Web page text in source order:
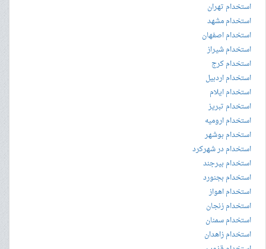
استخدام تهران
استخدام مشهد
استخدام اصفهان
استخدام شیراز
استخدام کرج
استخدام اردبیل
استخدام ایلام
استخدام تبریز
استخدام ارومیه
استخدام بوشهر
استخدام در شهرکرد
استخدام بیرجند
استخدام بجنورد
استخدام اهواز
استخدام زنجان
استخدام سمنان
استخدام زاهدان